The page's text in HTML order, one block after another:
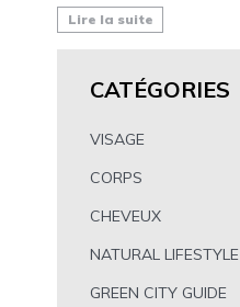
Lire la suite
CATÉGORIES
VISAGE
CORPS
CHEVEUX
NATURAL LIFESTYLE
GREEN CITY GUIDE